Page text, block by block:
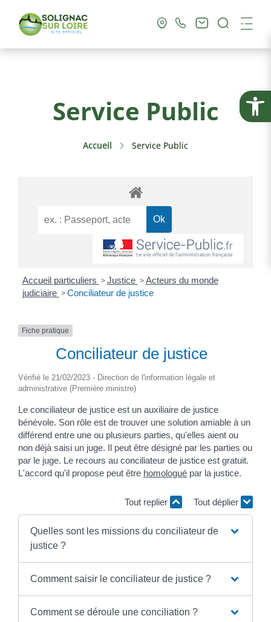
Ouvrir
Vie Pratique
Culture & Loisirs
Service Public
Service Public
Accueil Service Public
Accueil particuliers > Justice > Acteurs du monde
judiciaire > Conciliateur de justice
Fiche pratique
Conciliateur de justice
Vérifié le 21/02/2023 - Direction de l'information légale et
administrative (Première ministre)
Le conciliateur de justice est un auxiliaire de justice
bénévole. Son rôle est de trouver une solution amiable à un
différend entre une ou plusieurs parties, qu'elles aient ou
non déjà saisi un juge. Il peut être désigné par les parties ou
par le juge. Le recours au conciliateur de justice est gratuit.
L'accord qu'il propose peut être homologué par la justice.
Tout replier Tout déplier
Quelles sont les missions du conciliateur de
justice ?
Comment saisir le conciliateur de justice ?
Comment se déroule une conciliation ?